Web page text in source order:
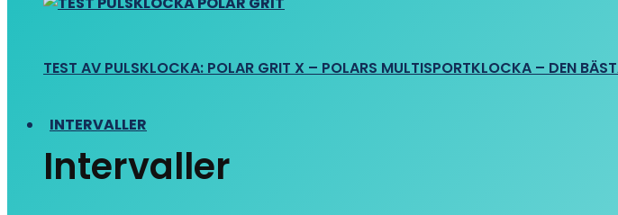
TEST AV PULSKLOCKA: POLAR GRIT X – POLARS MULTISPORTKLOCKA – DEN
INTERVALLER
Intervaller